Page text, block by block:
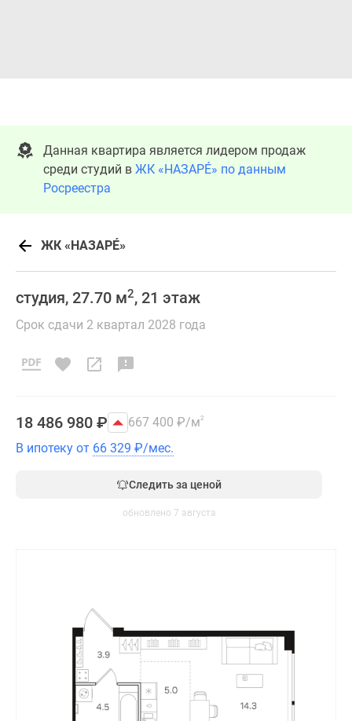
Данная квартира является лидером продаж
среди студий в ЖК «НАЗАРÉ» по данным
Росреестра
ЖК «НАЗАРÉ»
студия, 27.70 м2, 21 этаж
Срок сдачи 2 квартал 2028 года
18 486 980 ₽ 667 400 ₽/м2
В ипотеку от 66 329 ₽/мес.
Следить за ценой
обновлено 7 августа